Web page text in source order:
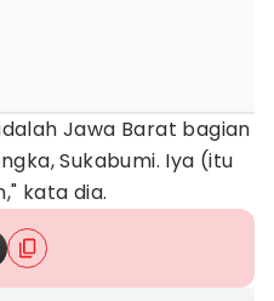
Jawa Barat bagian
Sukabumi. Iya (itu
kata dia.